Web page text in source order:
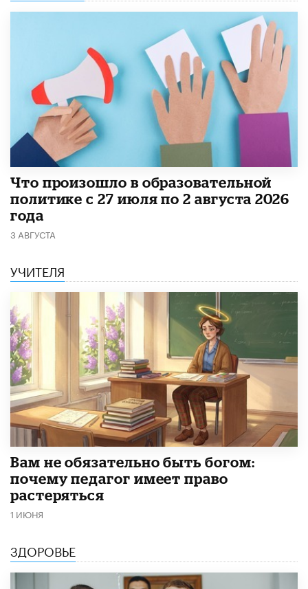
​Что произошло в образовательной
политике с 27 июля по 2 августа 2026
года
3 АВГУСТА
УЧИТЕЛЯ
​Вам не обязательно быть богом:
почему педагог имеет право
растеряться
1 ИЮНЯ
ЗДОРОВЬЕ